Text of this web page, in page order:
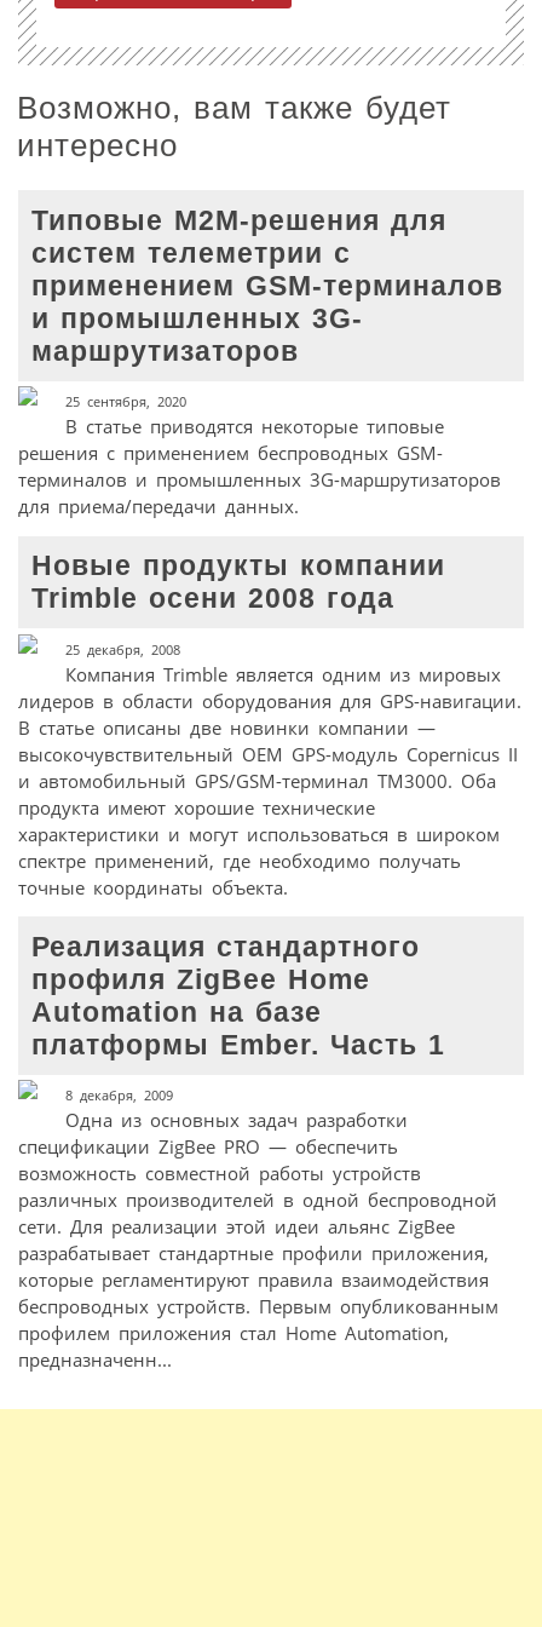
Возможно, вам также будет
интересно
Типовые М2М-решения для
систем телеметрии c
применением GSM-терминалов
и промышленных 3G-
маршрутизаторов
25 сентября, 2020
В статье приводятся некоторые типовые
решения с применением беспроводных GSM-
терминалов и промышленных 3G-маршрутизаторов
для приема/передачи данных.
Новые продукты компании
Trimble осени 2008 года
25 декабря, 2008
Компания Trimble является одним из мировых
лидеров в области оборудования для GPS-навигации.
В статье описаны две новинки компании —
высокочувствительный OEM GPS-модуль Copernicus II
и автомобильный GPS/GSM-терминал TM3000. Оба
продукта имеют хорошие технические
характеристики и могут использоваться в широком
спектре применений, где необходимо получать
точные координаты объекта.
Реализация стандартного
профиля ZigBee Home
Automation на базе
платформы Ember. Часть 1
8 декабря, 2009
Одна из основных задач разработки
спецификации ZigBee PRO — обеспечить
возможность совместной работы устройств
различных производителей в одной беспроводной
сети. Для реализации этой идеи альянс ZigBee
разрабатывает стандартные профили приложения,
которые регламентируют правила взаимодействия
беспроводных устройств. Первым опубликованным
профилем приложения стал Home Automation,
предназначенн...